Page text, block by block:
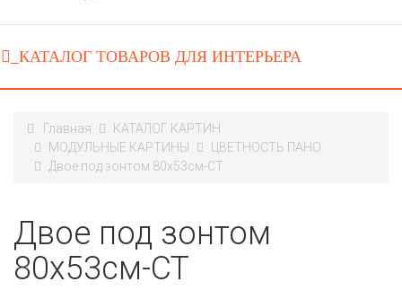
Главная
КАТАЛОГ КАРТИН
МОДУЛЬНЫЕ КАРТИНЫ
ЦВЕТНОСТЬ ПАНО
Двое под зонтом 80x53см-CT
Двое под зонтом
80x53см-CT